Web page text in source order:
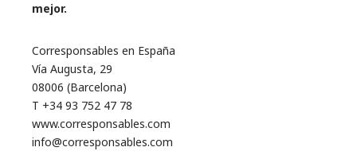
mejor.
Corresponsables en España
Vía Augusta, 29
08006 (Barcelona)
T +34 93 752 47 78
www.corresponsables.com
info@corresponsables.com